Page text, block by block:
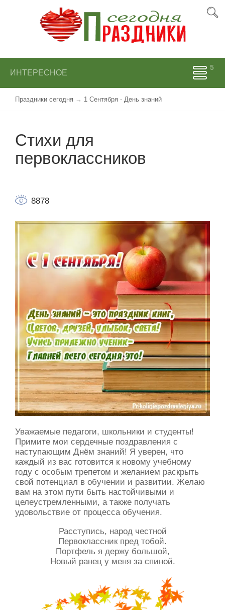
ИНТЕРЕСНОЕ
Праздники сегодня → 1 Сентября - День знаний
Стихи для
первоклассников
8878
Уважаемые педагоги, школьники и студенты!
Примите мои сердечные поздравления с
наступающим Днём знаний! Я уверен, что
каждый из вас готовится к новому учебному
году с особым трепетом и желанием раскрыть
свой потенциал в обучении и развитии. Желаю
вам на этом пути быть настойчивыми и
целеустремленными, а также получать
удовольствие от процесса обучения.
Расступись, народ честной
Первоклассник пред тобой.
Портфель я держу большой,
Новый ранец у меня за спиной.